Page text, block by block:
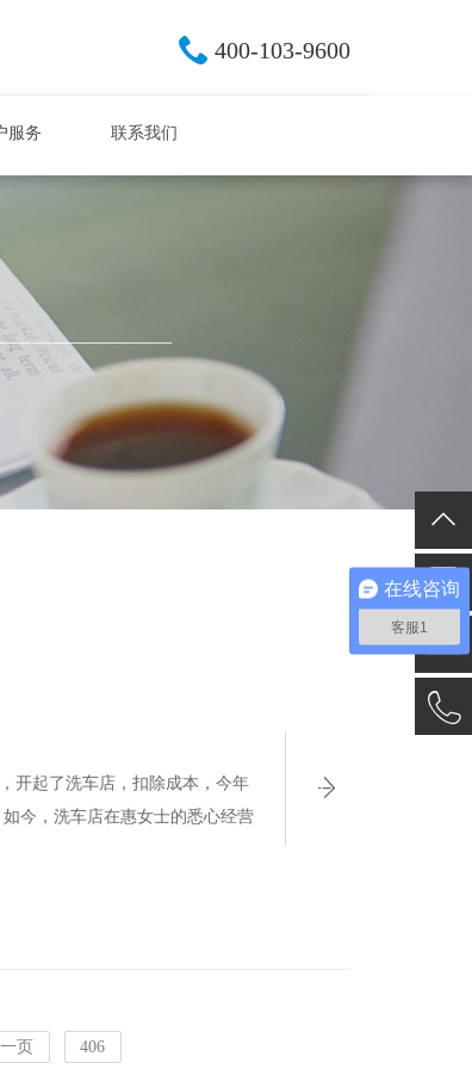
400-103-9600
服务 联系我们
开起了洗车店，扣除成本，今年
今，洗车店在惠女士的悉心经营
页 406
在线咨询
客服1